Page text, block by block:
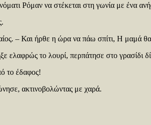
Ρόμαν να στέκεται στη γωνία με ένα
– Και ήρθε η ώρα να πάω σπίτι, Η μαμά
ελαφρώς το λουρί, περπάτησε στο γρασίδι
το έδαφος!
ακτινοβολώντας με χαρά.